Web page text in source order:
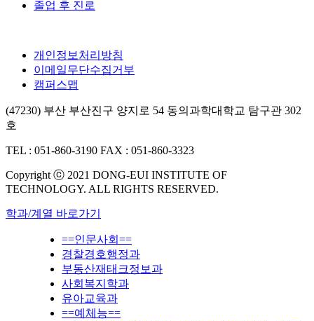
졸업 후 진로
개인정보처리방침
이메일무단수집거부
캠퍼스맵
(47230) 부산 부산진구 양지로 54 동의과학대학교 탐구관 302
호
TEL : 051-860-3190 FAX : 051-860-3323
Copyright ⓒ 2021 DONG-EUI INSTITUTE OF
TECHNOLOGY. ALL RIGHTS RESERVED.
학과/계열 바로가기
==인문사회==
경찰경호행정과
부동산재태크정보과
사회복지학과
유아교육과
==예체능==